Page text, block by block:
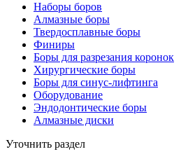
Наборы боров
Алмазные боры
Твердосплавные боры
Финиры
Боры для разрезания коронок
Хирургические боры
Боры для синус-лифтинга
Оборудование
Эндодонтические боры
Алмазные диски
Уточнить раздел